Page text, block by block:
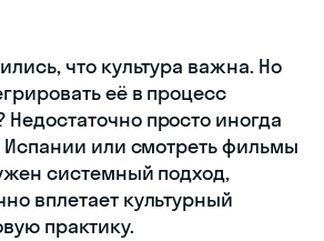
что культура важна. Но
её в процесс
Недостаточно просто иногда
Испании или смотреть фильмы
системный подход,
вплетает культурный
практику.